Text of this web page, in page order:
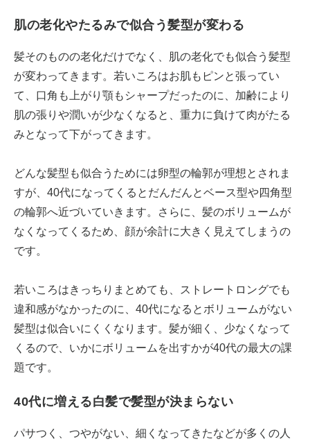
肌の老化やたるみで似合う髪型が変わる
髪そのものの老化だけでなく、肌の老化でも似合う髪型
が変わってきます。若いころはお肌もピンと張ってい
て、口角も上がり顎もシャープだったのに、加齢により
肌の張りや潤いが少なくなると、重力に負けて肉がたる
みとなって下がってきます。
どんな髪型も似合うためには卵型の輪郭が理想とされま
すが、40代になってくるとだんだんとベース型や四角型
の輪郭へ近づいていきます。さらに、髪のボリュームが
なくなってくるため、顔が余計に大きく見えてしまうの
です。
若いころはきっちりまとめても、ストレートロングでも
違和感がなかったのに、40代になるとボリュームがない
髪型は似合いにくくなります。髪が細く、少なくなって
くるので、いかにボリュームを出すかが40代の最大の課
題です。
40代に増える白髪で髪型が決まらない
パサつく、つやがない、細くなってきたなどが多くの人